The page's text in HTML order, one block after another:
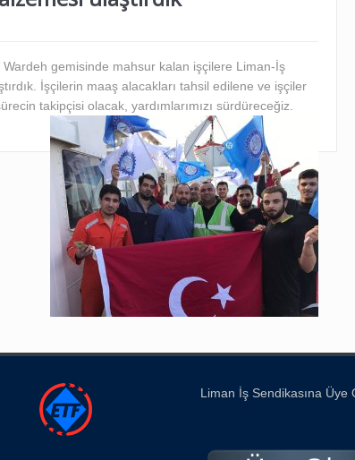
Wardeh gemisinde mahsur kalan işçilere Liman-İş
İşçilerin maaş alacakları tahsil edilene ve işçiler
takipçisi olacak, yardımlarımızı sürdüreceğiz.
Liman İş Sendikasına Üye